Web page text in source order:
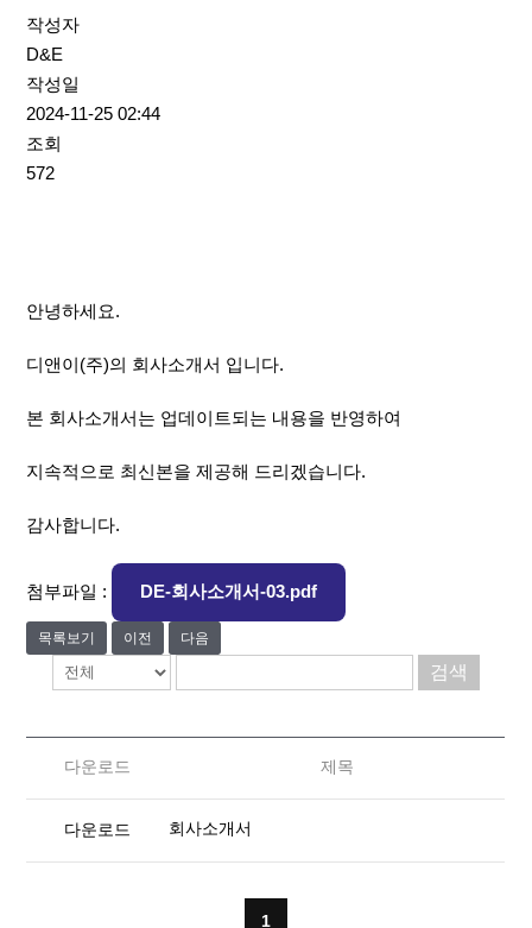
작성자
D&E
작성일
2024-11-25 02:44
조회
572
안녕하세요.
디앤이(주)의 회사소개서 입니다.
본 회사소개서는 업데이트되는 내용을 반영하여
지속적으로 최신본을 제공해 드리겠습니다.
감사합니다.
첨부파일 : DE-회사소개서-03.pdf
목록보기 이전 다음
검색
다운로드 제목
다운로드 회사소개서
1